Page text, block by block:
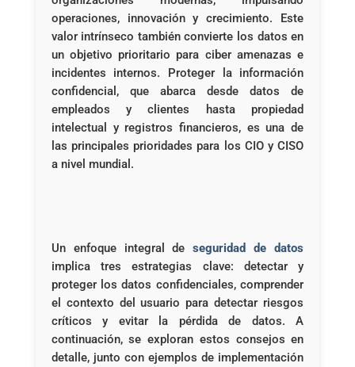
operaciones, innovación y crecimiento. Este
valor intrínseco también convierte los datos en
un objetivo prioritario para ciber amenazas e
incidentes internos. Proteger la información
confidencial, que abarca desde datos de
empleados y clientes hasta propiedad
intelectual y registros financieros, es una de
las principales prioridades para los CIO y CISO
a nivel mundial.
Un enfoque integral deseguridad de datos
implica tres estrategias clave: detectar y
proteger los datos confidenciales, comprender
el contexto del usuario para detectar riesgos
críticos y evitar la pérdida de datos. A
continuación, se exploran estos consejos en
detalle, junto con ejemplos de implementación